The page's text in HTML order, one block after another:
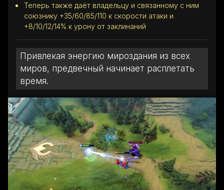
Теперь также даёт владельцу и связанному с ним
союзнику +35/60/85/110 к скорости атаки и
+8/10/12/14% к урону от заклинаний
Привлекая энергию мироздания из всех
миров, предвечный начинает расплетать
время.